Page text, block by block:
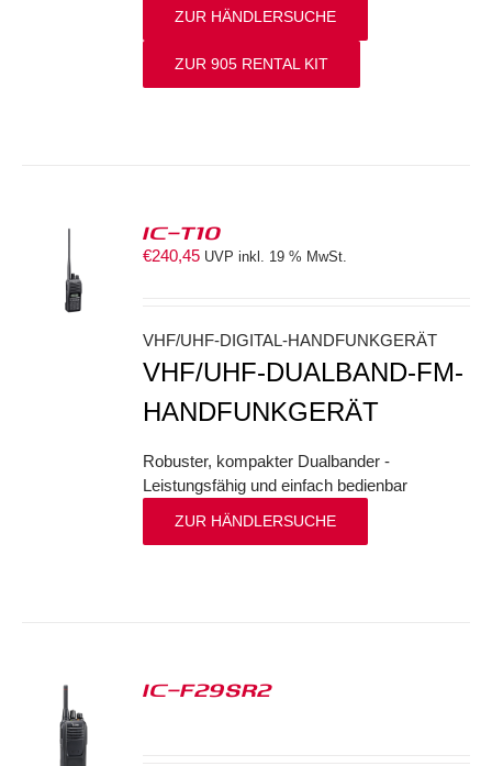
ZUR HÄNDLERSUCHE
ZUR 905 RENTAL KIT
IC-T10
€240,45 UVP inkl. 19 % MwSt.
VHF/UHF-DIGITAL-HANDFUNKGERÄT
VHF/UHF-DUALBAND-FM-
HANDFUNKGERÄT
Robuster, kompakter Dualbander -
Leistungsfähig und einfach bedienbar
ZUR HÄNDLERSUCHE
IC-F29SR2